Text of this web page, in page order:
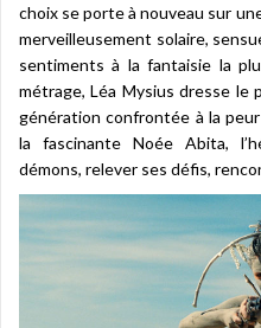
choix se porte à nouveau sur
merveilleusement solaire,
sentiments à la fantaisie la
métrage, Léa Mysius dresse
génération confrontée à la
la fascinante Noée Abita,
démons, relever ses défis,